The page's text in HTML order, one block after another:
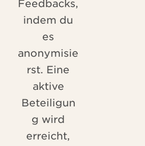
Feedbacks,
indem du
es
anonymisie
rst. Eine
aktive
Beteiligun
g wird
erreicht,